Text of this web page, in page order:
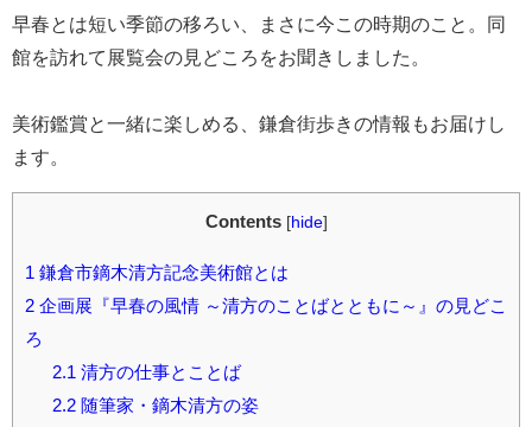
早春とは短い季節の移ろい、まさに今この時期のこと。同
館を訪れて展覧会の見どころをお聞きしました。
美術鑑賞と一緒に楽しめる、鎌倉街歩きの情報もお届けし
ます。
Contents [hide]
1 鎌倉市鏑木清方記念美術館とは
2 企画展『早春の風情 ～清方のことばとともに～』の見どこ
ろ
2.1 清方の仕事とことば
2.2随筆家・鏑木清方の姿